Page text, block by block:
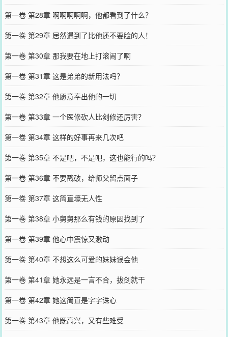
第一卷 第28章 啊啊啊啊啊，他都看到了什么？
第一卷 第29章 居然遇到了比他还不要脸的人！
第一卷 第30章 那我要在地上打滚闹了啊
第一卷 第31章 这是弟弟的新用法吗？
第一卷 第32章 他愿意奉出他的一切
第一卷 第33章 一个医修砍人比剑修还厉害？
第一卷 第34章 这样的好事再来几次吧
第一卷 第35章 不是吧，不是吧，这也能行的吗？
第一卷 第36章 不要戳破，给师父留点面子
第一卷 第37章 这简直壕无人性
第一卷 第38章 小舅舅那么有钱的原因找到了
第一卷 第39章 他心中震惊又激动
第一卷 第40章 不想这么可爱的妹妹误会他
第一卷 第41章 她永远是一言不合，拔剑就干
第一卷 第42章 她这简直是字字诛心
第一卷 第43章 他既高兴，又有些难受